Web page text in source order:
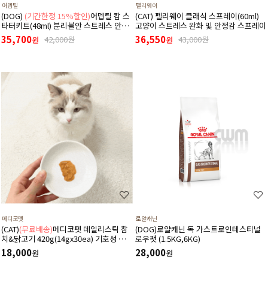
어뎁틸
(DOG) (기간한정 15%할인)어뎁틸 캄 스
타터키트(48ml) 분리불안 스트레스 안정
디퓨저 (리필+본품(훈증기)구성)
35,700원 42,000원
펠리웨이
(CAT) 펠리웨이 클래식 스프레이(60ml)
고양이 스트레스 완화 및 안정감 스프레이
36,550원 43,000원
메디코펫
(CAT)(무료배송)메디코펫 데일리스틱 참
치&닭고기 420g(14gx30ea) 기호성 좋은
저나트륨 하루 종합 영양제 츄르
18,000원
로얄캐닌
(DOG)로얄캐닌 독 가스트로인테스티널
로우팻 (1.5KG,6KG)
28,000원